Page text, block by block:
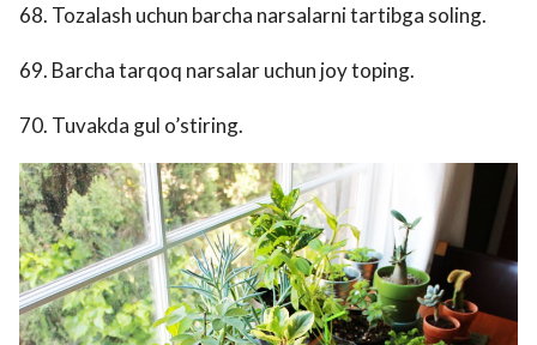
68. Tozalash uchun barcha narsalarni tartibga soling.
69. Barcha tarqoq narsalar uchun joy toping.
70. Tuvakda gul o’stiring.